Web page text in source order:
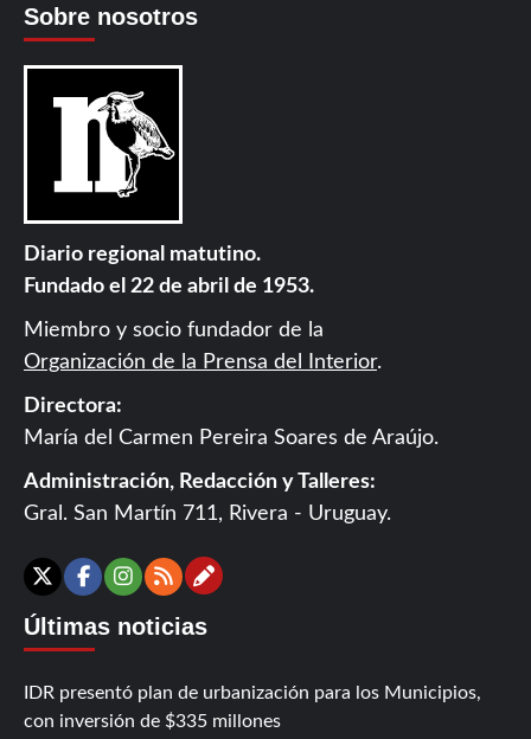
Sobre nosotros
Diario regional matutino.
Fundado el 22 de abril de 1953.
Miembro y socio fundador de la
Organización de la Prensa del Interior.
Directora:
María del Carmen Pereira Soares de Araújo.
Administración, Redacción y Talleres:
Gral. San Martín 711, Rivera - Uruguay.
X Facebook
Instagram
RSSContáctanos
Últimas noticias
IDR presentó plan de urbanización para los Municipios,
con inversión de $335 millones